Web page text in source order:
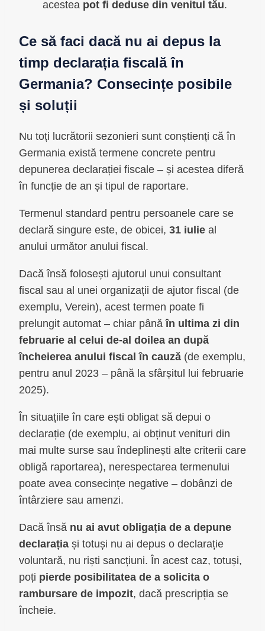
acestea pot fi deduse din venitul tău.
Ce să faci dacă nu ai depus la
timp declarația fiscală în
Germania? Consecințe posibile
și soluții
Nu toți lucrătorii sezonieri sunt conștienți că în
Germania există termene concrete pentru
depunerea declarației fiscale – și acestea diferă
în funcție de an și tipul de raportare.
Termenul standard pentru persoanele care se
declară singure este, de obicei, 31 iulie al
anului următor anului fiscal.
Dacă însă folosești ajutorul unui consultant
fiscal sau al unei organizații de ajutor fiscal (de
exemplu, Verein), acest termen poate fi
prelungit automat – chiar pânăîn ultima zi din
februarie al celui de-al doilea an după
încheierea anului fiscal în cauză (de exemplu,
pentru anul 2023 – până la sfârșitul lui februarie
2025).
În situațiile în care ești obligat să depui o
declarație (de exemplu, ai obținut venituri din
mai multe surse sau îndeplinești alte criterii care
obligă raportarea), nerespectarea termenului
poate avea consecințe negative – dobânzi de
întârziere sau amenzi.
Dacă însă nu ai avut obligația de a depune
declarația și totuși nu ai depus o declarație
voluntară, nu riști sancțiuni. În acest caz, totuși,
poți pierde posibilitatea de a solicita o
rambursare de impozit, dacă prescripția se
încheie.